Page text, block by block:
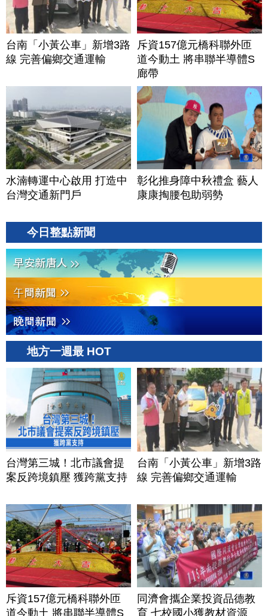
台南「小黃公車」新增3路
線 完善偏鄉交通運輸
斥資157億元橋科聯外匝
道今動土 將串聯半導體S
廊帶
水湳轉運中心啟用 打造中
台灣交通新門戶
彰化推身障中秋禮盒 藝人
康康掏腰包助弱勢
今日整點新聞
地方一週最 HOT
台灣第三城！北市議會提
案反跨境鎮壓 獲跨黨支持
台南「小黃公車」新增3路
線 完善偏鄉交通運輸
斥資157億元橋科聯外匝
道今動土 將串聯半導體S
同濟會攜企業投資品德教
育 七校國小獲教材資源